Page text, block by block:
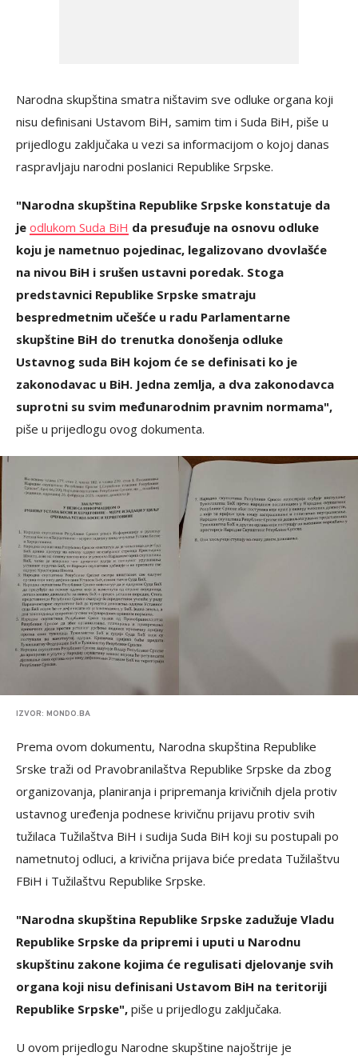
Narodna skupština smatra ništavim sve odluke organa koji
nisu definisani Ustavom BiH, samim tim i Suda BiH, piše u
prijedlogu zaključaka u vezi sa informacijom o kojoj danas
raspravljaju narodni poslanici Republike Srpske.
"Narodna skupština Republike Srpske konstatuje da
je odlukom Suda BiH da presuđuje na osnovu odluke
koju je nametnuo pojedinac, legalizovano dvovlašće
na nivou BiH i srušen ustavni poredak. Stoga
predstavnici Republike Srpske smatraju
bespredmetnim učešće u radu Parlamentarne
skupštine BiH do trenutka donošenja odluke
Ustavnog suda BiH kojom će se definisati ko je
zakonodavac u BiH. Jedna zemlja, a dva zakonodavca
suprotni su svim međunarodnim pravnim normama",
piše u prijedlogu ovog dokumenta.
IZVOR: MONDO.BA
Prema ovom dokumentu, Narodna skupština Republike
Srske traži od Pravobranilaštva Republike Srpske da zbog
organizovanja, planiranja i pripremanja krivičnih djela protiv
ustavnog uređenja podnese krivičnu prijavu protiv svih
tužilaca Tužilaštva BiH i sudija Suda BiH koji su postupali po
nametnutoj odluci, a krivična prijava biće predata Tužilaštvu
FBiH i Tužilaštvu Republike Srpske.
"Narodna skupština Republike Srpske zadužuje Vladu
Republike Srpske da pripremi i uputi u Narodnu
skupštinu zakone kojima će regulisati djelovanje svih
organa koji nisu definisani Ustavom BiH na teritoriji
Republike Srpske", piše u prijedlogu zaključaka.
U ovom prijedlogu Narodne skupštine najoštrije je